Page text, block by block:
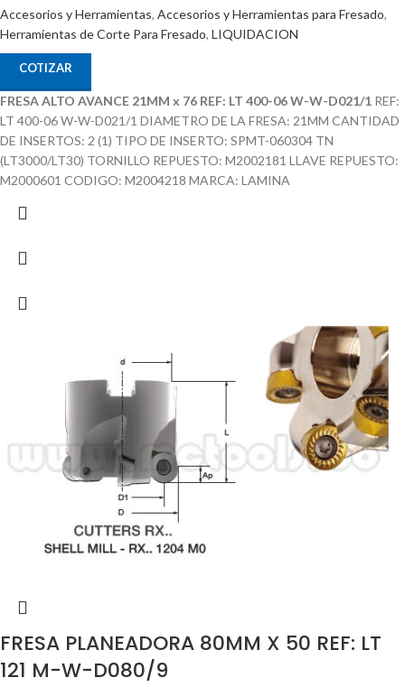
Accesorios y Herramientas, Accesorios y Herramientas para Fresado,
Herramientas de Corte Para Fresado, LIQUIDACION
COTIZAR
FRESA ALTO AVANCE 21MM x 76 REF: LT 400-06 W-W-D021/1 REF:
LT 400-06 W-W-D021/1 DIAMETRO DE LA FRESA: 21MM CANTIDAD
DE INSERTOS: 2 (1) TIPO DE INSERTO: SPMT-060304 TN
(LT3000/LT30) TORNILLO REPUESTO: M2002181 LLAVE REPUESTO:
M2000601 CODIGO: M2004218 MARCA: LAMINA
FRESA PLANEADORA 80MM X 50 REF: LT
121 M-W-D080/9